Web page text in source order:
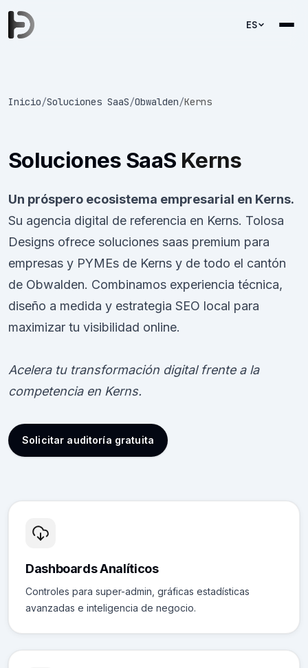
ES
Inicio/Soluciones SaaS/Obwalden/Kerns
Soluciones SaaS Kerns
Un próspero ecosistema empresarial en Kerns.
Su agencia digital de referencia en Kerns. Tolosa
Designs ofrece soluciones saas premium para
empresas y PYMEs de Kerns y de todo el cantón
de Obwalden. Combinamos experiencia técnica,
diseño a medida y estrategia SEO local para
maximizar tu visibilidad online.
Acelera tu transformación digital frente a la
competencia en Kerns.
Solicitar auditoría gratuita
Dashboards Analíticos
Controles para super-admin, gráficas estadísticas
avanzadas e inteligencia de negocio.